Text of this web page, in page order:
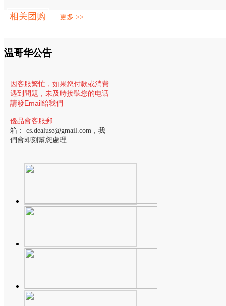
相关团购 更多 >>
温哥华公告
因客服繁忙， 如果您付款或消費
遇到問題，未及時接聽您的电话
請發Email給我們
優品會客服郵
箱： cs.dealuse@gmail.com ，我
們會即刻幫您處理